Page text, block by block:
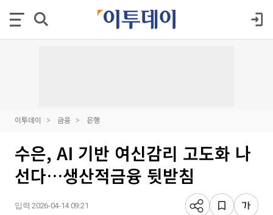
이투데이 금융 은행
수은, AI 기반 여신감리 고도화 나
선다…생산적금융 뒷받침
입력 2026-04-14 09:21